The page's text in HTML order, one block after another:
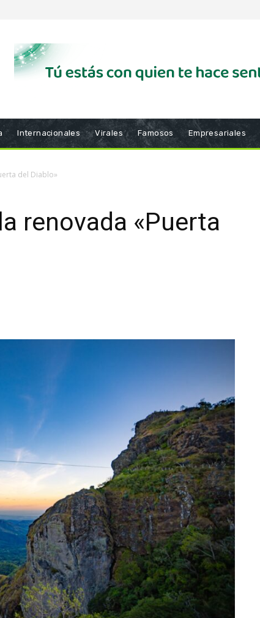
Internacionales Virales Famosos Empresariales
del Diablo»
renovada «Puerta